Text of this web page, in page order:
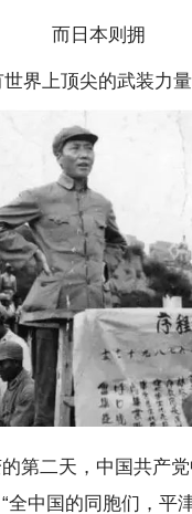
而日本则拥
世界上顶尖的武装力量
二天，中国共产党
全中国的同胞们，平